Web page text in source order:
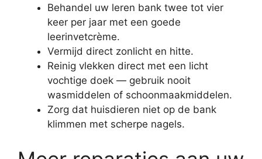
Behandel uw leren bank twee tot vier
keer per jaar met een goede
leerinvetcrème.
Vermijd direct zonlicht en hitte.
Reinig vlekken direct met een licht
vochtige doek — gebruik nooit
wasmiddelen of schoonmaakmiddelen.
Zorg dat huisdieren niet op de bank
klimmen met scherpe nagels.